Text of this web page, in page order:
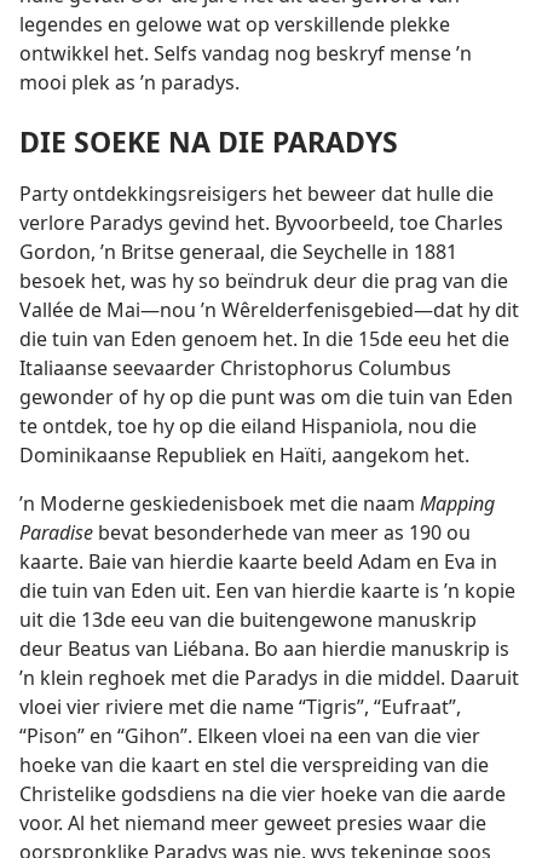
legendes en gelowe wat op verskillende plekke
ontwikkel het. Selfs vandag nog beskryf mense ’n
mooi plek as ’n paradys.
DIE SOEKE NA DIE PARADYS
Party ontdekkingsreisigers het beweer dat hulle die
verlore Paradys gevind het. Byvoorbeeld, toe Charles
Gordon, ’n Britse generaal, die Seychelle in 1881
besoek het, was hy so beïndruk deur die prag van die
Vallée de Mai—nou ’n Wêrelderfenisgebied—dat hy dit
die tuin van Eden genoem het. In die 15de eeu het die
Italiaanse seevaarder Christophorus Columbus
gewonder of hy op die punt was om die tuin van Eden
te ontdek, toe hy op die eiland Hispaniola, nou die
Dominikaanse Republiek en Haïti, aangekom het.
’n Moderne geskiedenisboek met die naam Mapping
Paradise bevat besonderhede van meer as 190 ou
kaarte. Baie van hierdie kaarte beeld Adam en Eva in
die tuin van Eden uit. Een van hierdie kaarte is ’n kopie
uit die 13de eeu van die buitengewone manuskrip
deur Beatus van Liébana. Bo aan hierdie manuskrip is
’n klein reghoek met die Paradys in die middel. Daaruit
vloei vier riviere met die name “Tigris”, “Eufraat”,
“Pison” en “Gihon”. Elkeen vloei na een van die vier
hoeke van die kaart en stel die verspreiding van die
Christelike godsdiens na die vier hoeke van die aarde
voor. Al het niemand meer geweet presies waar die
oorspronklike Paradys was nie, wys tekeninge soos